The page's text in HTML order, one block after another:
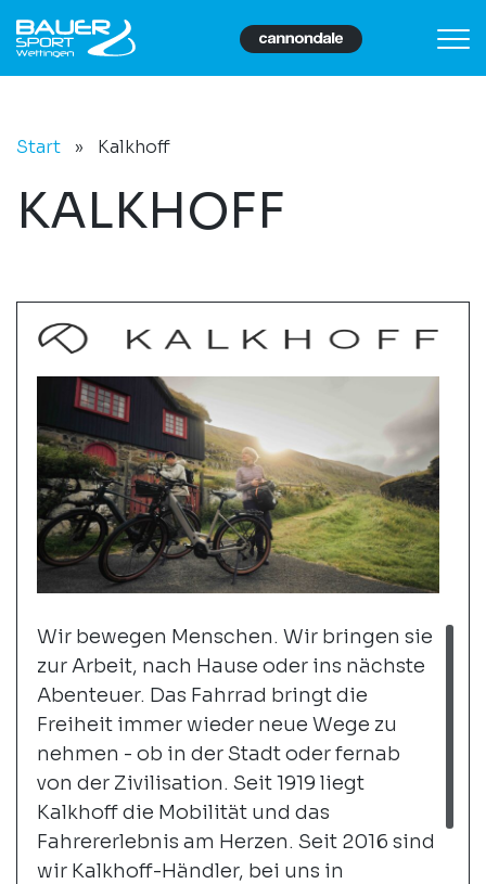
Start » Kalkhoff
KALKHOFF
Wir bewegen Menschen. Wir bringen sie
zur Arbeit, nach Hause oder ins nächste
Abenteuer. Das Fahrrad bringt die
Freiheit immer wieder neue Wege zu
nehmen - ob in der Stadt oder fernab
von der Zivilisation. Seit 1919 liegt
Kalkhoff die Mobilität und das
Fahrererlebnis am Herzen. Seit 2016 sind
wir Kalkhoff-Händler, bei uns in